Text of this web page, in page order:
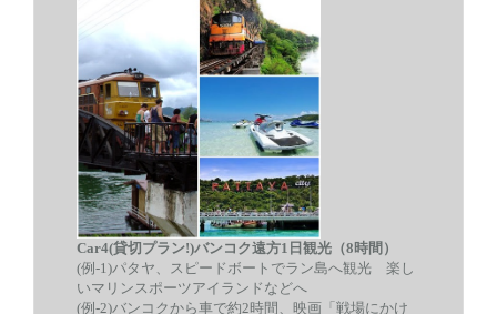
Car4(貸切プラン!)バンコク遠方1日観光（8時間）
(例-1)パタヤ、スピードボートでラン島へ観光 楽し
いマリンスポーツアイランドなどへ
(例-2)バンコクから車で約2時間、映画「戦場にかけ